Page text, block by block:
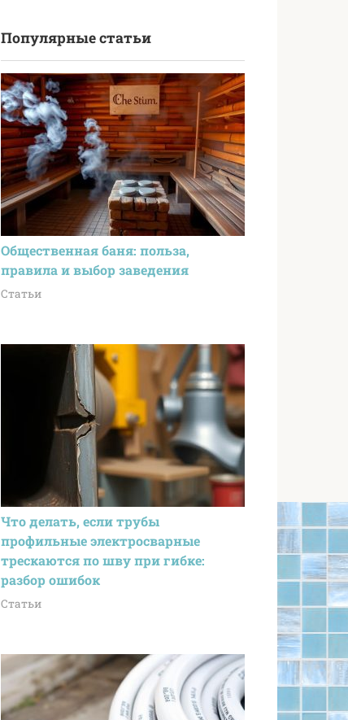
Популярные статьи
Общественная баня: польза,
правила и выбор заведения
Статьи
Что делать, если трубы
профильные электросварные
трескаются по шву при гибке:
разбор ошибок
Статьи